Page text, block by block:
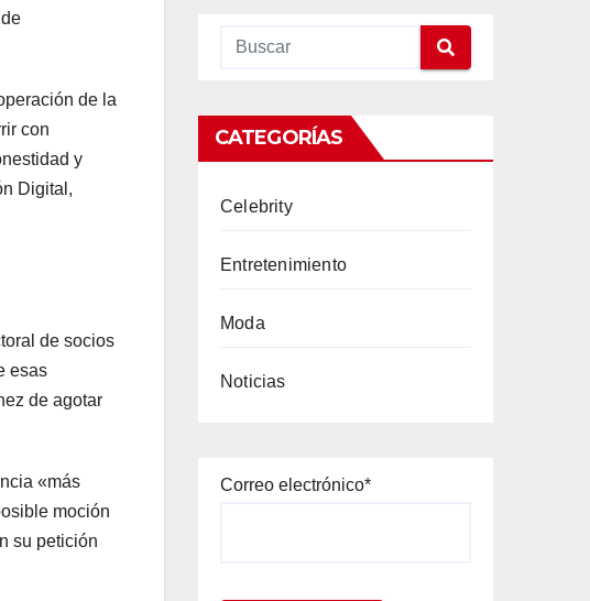
de la
con
y
Digital,
de socios
esas
de agotar
«más
moción
su petición
CATEGORÍAS
Celebrity
Entretenimiento
Moda
Noticias
Correo electrónico*